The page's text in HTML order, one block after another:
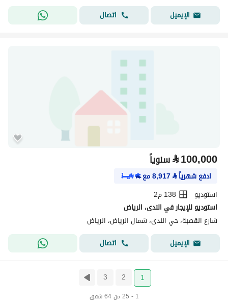
الإيميل
اتصال
⃁100,000 سنوياً
ادفع شهرياً⃁
8,917مع
استوديو
138 م2
استوديو للإيجار في الندى، الرياض
شارع القصبة، حي الندى، شمال الرياض، الرياض
الإيميل
اتصال
1
2
3
1 - 25 من 64 شقق